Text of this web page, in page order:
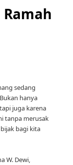
sedang
hanya
juga karena
tanpa merusak
bagi kita
W. Dewi,